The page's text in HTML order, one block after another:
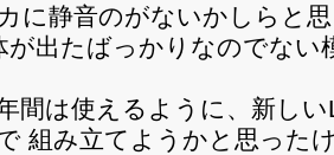
に静音のがないかしらと
が出たばっかりなのでない
間は使えるように、新し
組み立てようかと思った